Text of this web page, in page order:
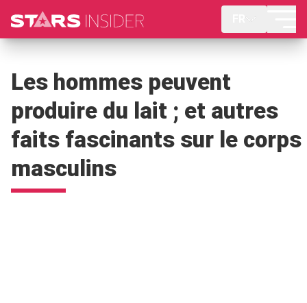
Les hommes peuvent
produire du lait ; et autres
faits fascinants sur le corps
masculins